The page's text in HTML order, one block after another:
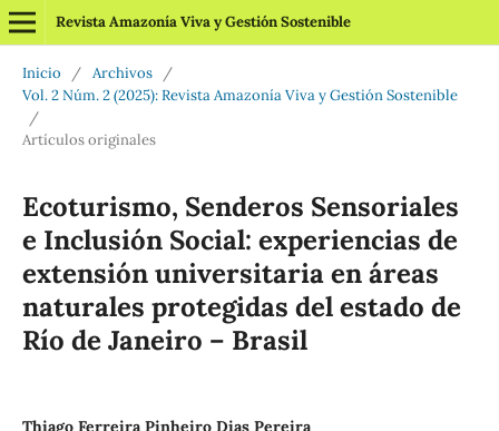
Revista Amazonía Viva y Gestión Sostenible
Inicio / Archivos
/
Vol. 2 Núm. 2 (2025): Revista Amazonía Viva y Gestión Sostenible
/
Artículos originales
Ecoturismo, Senderos Sensoriales
e Inclusión Social: experiencias de
extensión universitaria en áreas
naturales protegidas del estado de
Río de Janeiro – Brasil
Thiago Ferreira Pinheiro Dias Pereira